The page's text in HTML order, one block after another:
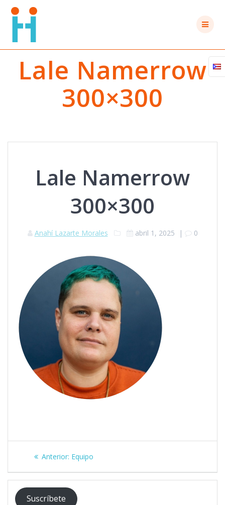
Lale Namerrow
300×300
Lale Namerrow
300×300
Anahí Lazarte Morales abril 1, 2025 | 0
Navegación
de
entradas
Anterior: Post
Equipo
Suscríbete